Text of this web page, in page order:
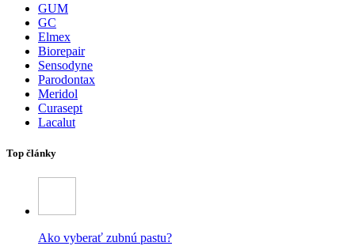
GUM
GC
Elmex
Biorepair
Sensodyne
Parodontax
Meridol
Curasept
Lacalut
Top články
Ako vyberať zubnú pastu?